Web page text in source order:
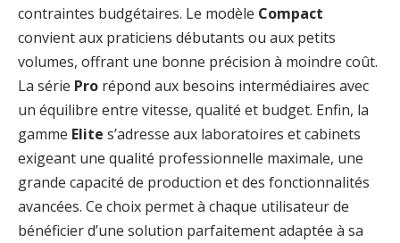
contraintes budgétaires. Le modèle Compact
convient aux praticiens débutants ou aux petits
volumes, offrant une bonne précision à moindre coût.
La série Pro répond aux besoins intermédiaires avec
un équilibre entre vitesse, qualité et budget. Enfin, la
gamme Elite s’adresse aux laboratoires et cabinets
exigeant une qualité professionnelle maximale, une
grande capacité de production et des fonctionnalités
avancées. Ce choix permet à chaque utilisateur de
bénéficier d’une solution parfaitement adaptée à sa